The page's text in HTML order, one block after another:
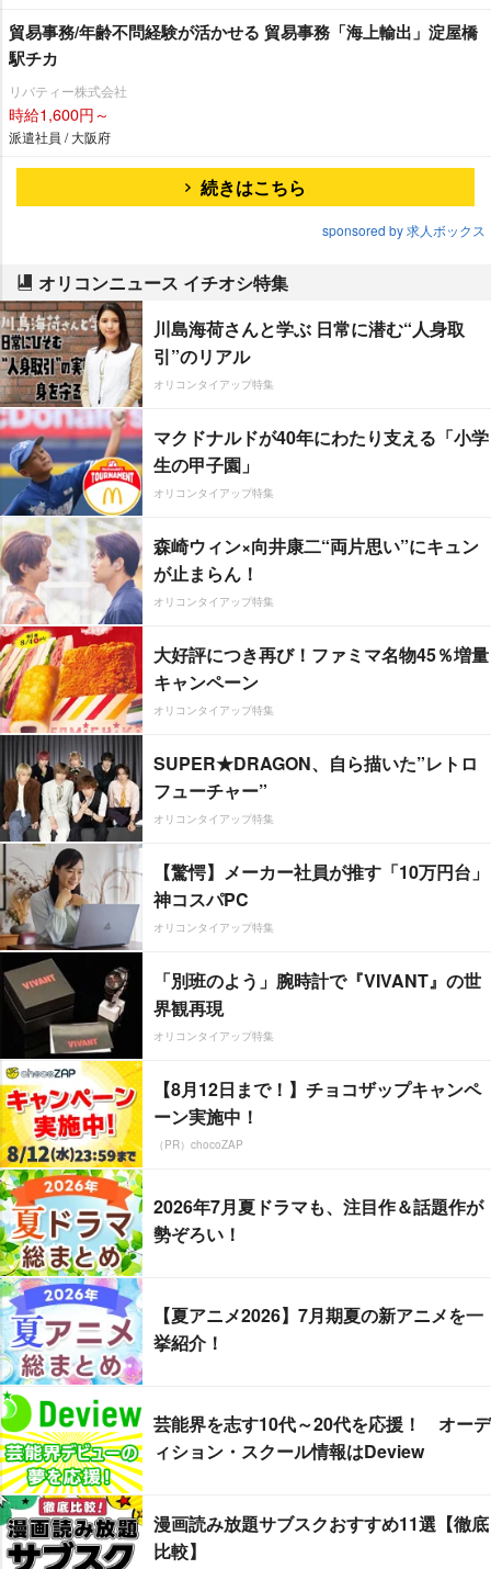
貿易事務/年齢不問経験が活かせる 貿易事務「海上輸出」淀屋橋
駅チカ
リバティー株式会社
時給1,600円～
派遣社員 / 大阪府
続きはこちら
sponsored by 求人ボックス
オリコンニュース イチオシ特集
川島海荷さんと学ぶ 日常に潜む“人身取
引”のリアル
オリコンタイアップ特集
マクドナルドが40年にわたり支える「小学
生の甲子園」
オリコンタイアップ特集
森崎ウィン×向井康二“両片思い”にキュン
が止まらん！
オリコンタイアップ特集
大好評につき再び！ファミマ名物45％増量
キャンペーン
オリコンタイアップ特集
SUPER★DRAGON、自ら描いた”レトロ
フューチャー”
オリコンタイアップ特集
【驚愕】メーカー社員が推す「10万円台」
神コスパPC
オリコンタイアップ特集
「別班のよう」腕時計で『VIVANT』の世
界観再現
オリコンタイアップ特集
【8月12日まで！】チョコザップキャンペ
ーン実施中！
（PR）chocoZAP
2026年7月夏ドラマも、注目作＆話題作が
勢ぞろい！
【夏アニメ2026】7月期夏の新アニメを一
挙紹介！
芸能界を志す10代～20代を応援！ オーデ
ィション・スクール情報はDeview
漫画読み放題サブスクおすすめ11選【徹底
比較】